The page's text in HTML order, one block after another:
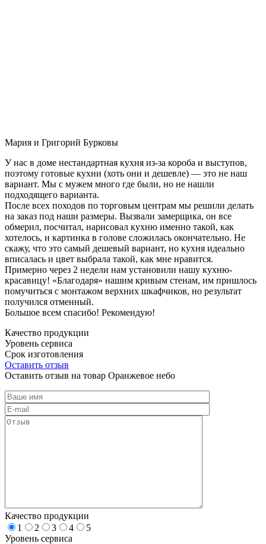
Мария и Григорий Бурковы
У нас в доме нестандартная кухня из-за короба и выступов,
поэтому готовые кухни (хоть они и дешевле) — это не наш
вариант. Мы с мужем много где были, но не нашли
подходящего варианта.
После всех походов по торговым центрам мы решили делать
на заказ под наши размеры. Вызвали замерщика, он все
обмерил, посчитал, нарисовал кухню именно такой, как
хотелось, и картинка в голове сложилась окончательно. Не
скажу, что это самый дешевый вариант, но кухня идеально
вписалась и цвет выбрала такой, как мне нравится.
Примерно через 2 недели нам установили нашу кухню-
красавицу! «Благодаря» нашим кривым стенам, им пришлось
помучиться с монтажом верхних шкафчиков, но результат
получился отменный.
Большое всем спасибо! Рекомендую!
Качество продукции
Уровень сервиса
Срок изготовления
Оставить отзыв
Оставить отзыв на товар Оранжевое небо
Качество продукции
1
2 3 4
5
Уровень сервиса